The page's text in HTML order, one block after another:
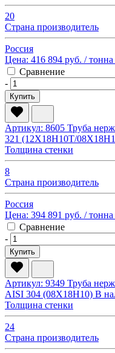
20
Страна производитель
Россия
Цена: 416 894 руб. / тонна
Сравнение
-
Купить
Артикул: 8605 Труба
321 (12Х18Н10Т/
Толщина стенки
8
Страна производитель
Россия
Цена: 394 891 руб. / тонна
Сравнение
-
Купить
Артикул: 9349 Труба
AISI 304 (08Х18Н10) В
Толщина стенки
24
Страна производитель